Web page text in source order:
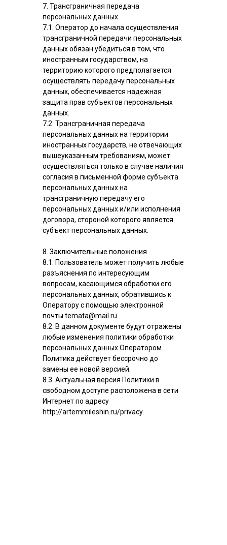
7. Трансграничная передача
персональных данных
7.1. Оператор до начала осуществления
трансграничной передачи персональных
данных обязан убедиться в том, что
иностранным государством, на
территорию которого предполагается
осуществлять передачу персональных
данных, обеспечивается надежная
защита прав субъектов персональных
данных.
7.2. Трансграничная передача
персональных данных на территории
иностранных государств, не отвечающих
вышеуказанным требованиям, может
осуществляться только в случае наличия
согласия в письменной форме субъекта
персональных данных на
трансграничную передачу его
персональных данных и/или исполнения
договора, стороной которого является
субъект персональных данных.
8. Заключительные положения
8.1. Пользователь может получить любые
разъяснения по интересующим
вопросам, касающимся обработки его
персональных данных, обратившись к
Оператору с помощью электронной
почты temata@mail.ru.
8.2. В данном документе будут отражены
любые изменения политики обработки
персональных данных Оператором.
Политика действует бессрочно до
замены ее новой версией.
8.3. Актуальная версия Политики в
свободном доступе расположена в сети
Интернет по адресу
http://artemmileshin.ru/privacy.